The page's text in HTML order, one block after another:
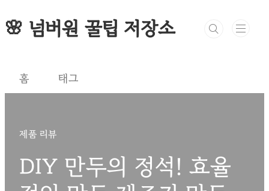
🌸 넘버원 꿀팁 저장소
홈 태그
제품 리뷰
DIY 만두의 정석! 효율